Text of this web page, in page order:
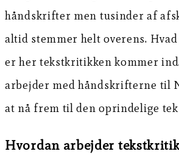
håndskrifter men tusinder af
altid stemmer helt overens.
er her tekstkritikken kommer
arbejder med håndskrifterne til
at nå frem til den oprindelige
Hvordan arbejder